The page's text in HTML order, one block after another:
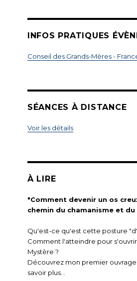
INFOS PRATIQUES
Conseil des Grands-Mères -
SÉANCES À DISTANCE
Voir les détails
À LIRE
"Comment devenir un os
chemin du chamanisme et
Qu'est-ce qu'est cette posture
Comment l'atteindre pour s'ouvrir
Mystère ?
Découvrez mon premier
savoir plus...